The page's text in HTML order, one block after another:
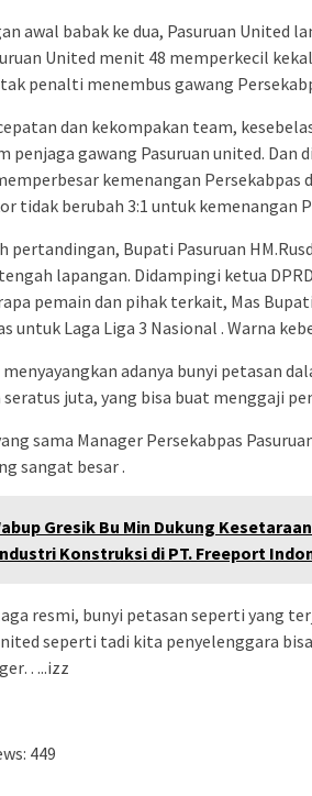
awal babak ke dua, Pasuruan United
United menit 48 memperkecil
penalti menembus gawang
dan kekompakan team,
penjaga gawang Pasuruan united. Dan
kemenangan Persekabpas
tidak berubah 3:1 untuk kemenangan
pertandingan, Bupati Pasuruan
lapangan. Didampingi ketua
pemain dan pihak terkait, Mas
untuk Laga Liga 3 Nasional . Warna
adanya bunyi petasan
seratus juta, yang bisa buat menggaji
sama Manager Persekabpas
sangat besar .
Gresik Bu Min Dukung
Konstruksi di PT. Freeport
resmi, bunyi petasan seperti yang
seperti tadi kita penyelenggara
449